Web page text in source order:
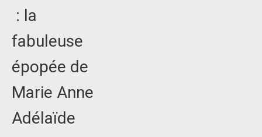
: la
fabuleuse
épopée de
Marie Anne
Adélaïde